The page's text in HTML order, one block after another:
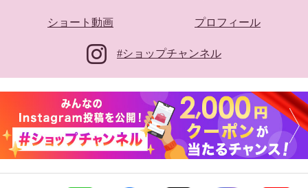
ショート動画 プロフィール
#ショップチャンネル